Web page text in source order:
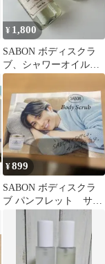
¥ 1,800
SABON ボディスクラ
ブ、シャワーオイルセ
ット
¥899
SABON ボディスクラ
ブ パンフレット サボ
ン 田中樹